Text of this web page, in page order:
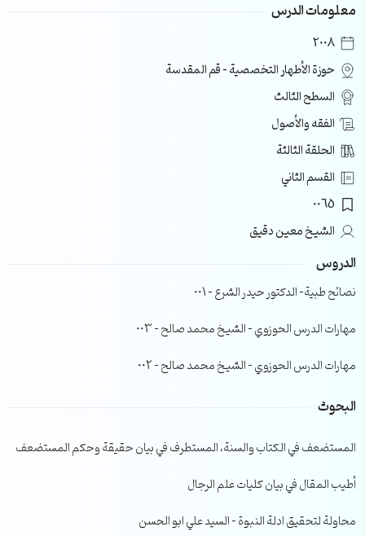
معلومات الدرس
2008
حوزة الأطهار التخصصية – قم المقدسة
السطح الثالث
الفقه والأصول
الحلقة الثالثة
القسم الثاني
0065
الشيخ معين دقيق
الدروس
نصائح طبية- الدكتور حيدر الشرع – 001
مهارات الدرس الحوزوي – الشيخ محمد صالح – 003
مهارات الدرس الحوزوي – الشيخ محمد صالح – 002
البحوث
المستضعف في الكتاب والسنة، المستطرف في بيان حقيقة وحكم المستضعف
أطيب المقال في بيان كليات علم الرجال
محاولة لتحقيق ادلة النبوة – السيد علي ابو الحسن